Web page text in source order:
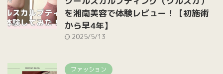
を湘南美容で体験レビュー！【初施術
から早4年】
2025/5/13
ファッション